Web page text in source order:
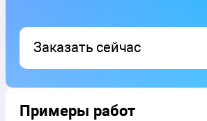
Заказать сейчас
Примеры работ